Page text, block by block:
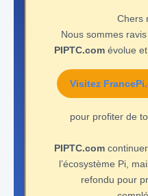
Chers
Nous sommes
PIPTC.comévolue
Visitez
pour profiter de
PIPTC.com
l’écosystème Pi,
refondu pour